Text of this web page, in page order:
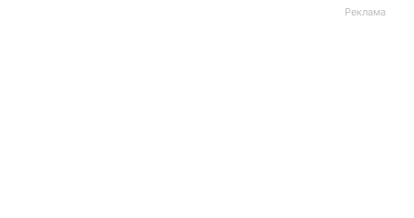
Реклама